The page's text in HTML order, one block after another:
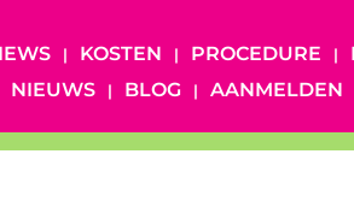
KOSTEN PROCEDURE
NIEUWS BLOG AANMELDEN